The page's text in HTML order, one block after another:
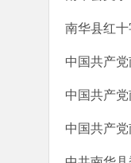
南华县红
中国共产
中国共产
中国共产